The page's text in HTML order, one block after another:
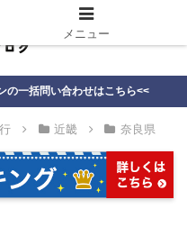
の一括問い合わせはこちら<<
近畿 奈良県
メニュー